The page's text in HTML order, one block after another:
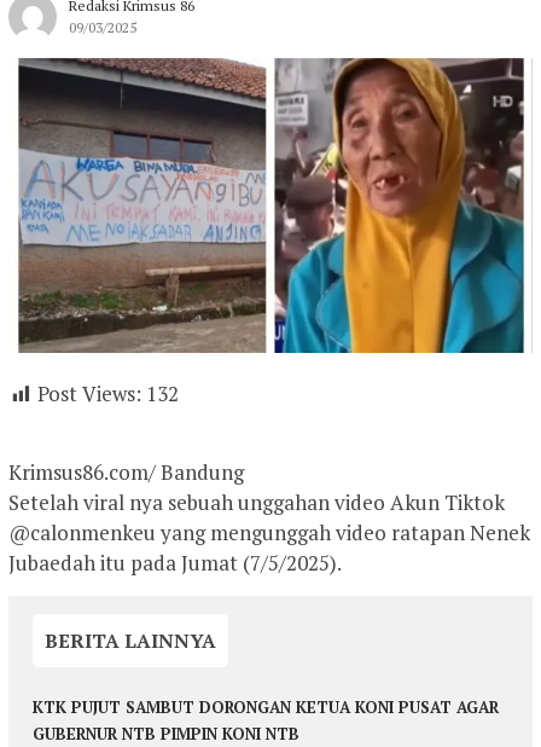
Redaksi Krimsus 86
09/03/2025
Post Views: 132
Krimsus86.com/ Bandung
Setelah viral nya sebuah unggahan video Akun Tiktok
@calonmenkeu yang mengunggah video ratapan Nenek
Jubaedah itu pada Jumat (7/5/2025).
BERITA LAINNYA
KTK PUJUT SAMBUT DORONGAN KETUA KONI PUSAT AGAR
GUBERNUR NTB PIMPIN KONI NTB